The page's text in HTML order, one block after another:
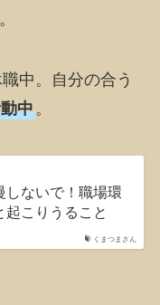
中。自分の合う
中。
くまつまさん
しないで！職場環
起こりうること